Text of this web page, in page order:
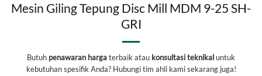
Mesin Giling Tepung Disc Mill MDM 9-25 SH-
GRI
Butuh penawaran hargaterbaik atau konsultasi teknikaluntuk
kebutuhan spesifik Anda? Hubungi tim ahli kami sekarang juga!